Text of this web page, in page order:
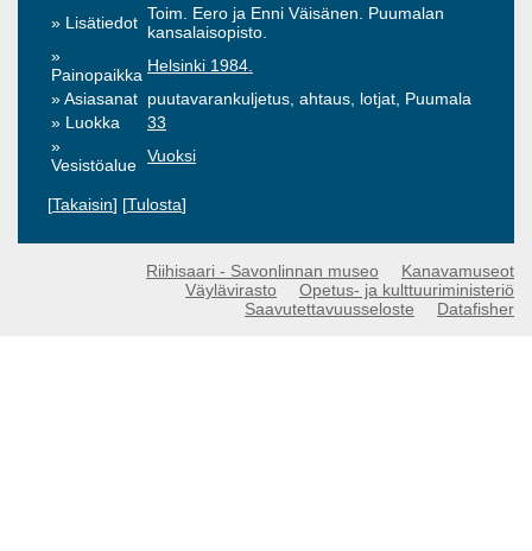
Lisätiedot Toim. Eero ja Enni Väisänen. Puumalan
kansalaisopisto.
Painopaikka Helsinki 1984.
Asiasanat puutavarankuljetus, ahtaus, lotjat, Puumala
Luokka
33
Vesistöalue Vuoksi
[Takaisin] [Tulosta]
Riihisaari - Savonlinnan museo
Kanavamuseot
Väylävirasto
Opetus- ja kulttuuriministeriö
Saavutettavuusseloste
Datafisher